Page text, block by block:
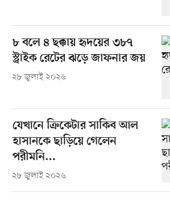
৮ বলে ৪ ছক্কায় হৃদয়ের ৩৮৭
স্ট্রাইক রেটের ঝড়ে জাফনার জয়
২৮ জুলাই ২০২৬
যেখানে ক্রিকেটার সাকিব আল
হাসানকে ছাড়িয়ে গেলেন
পরীমনি...
২৮ জুলাই ২০২৬